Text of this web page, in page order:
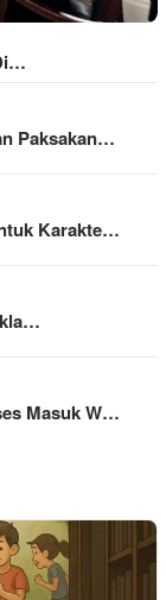
Paksakan…
Karakte…
Masuk W…